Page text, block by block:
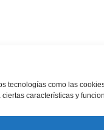
tecnologías como las
características y